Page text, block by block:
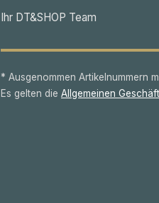
Ihr DT&SHOP Team
* Ausgenommen Artikelnummern
Es gelten die Allgemeinen